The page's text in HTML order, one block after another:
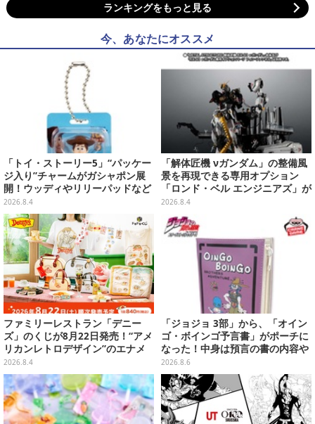
ランキングをもっと見る
今、あなたにオススメ
「トイ・ストーリー5」“パッケー
ジ入り”チャームがガシャポン展
開！ウッディやリリーパッドなど
全5種、裏面はキャラクターごと
に異なるデザイン
2026.8.4
「解体匠機 νガンダム」の整備風
景を再現できる専用オプション
「ロンド・ベル エンジニアズ」が
抽選販売！応募期間は8月16日23
時まで
2026.8.4
ファミリーレストラン「デニー
ズ」のくじが8月22日発売！“アメ
リカンレトロデザイン”のエナメ
ルバッグやTシャツなど、日常使
いできるグッズを用意
2026.8.4
「ジョジョ 3部」から、「オイン
ゴ・ボインゴ予言書」がポーチに
なった！中身は預言の書の内容や
アニメ総柄デザインをプリント
2026.8.6